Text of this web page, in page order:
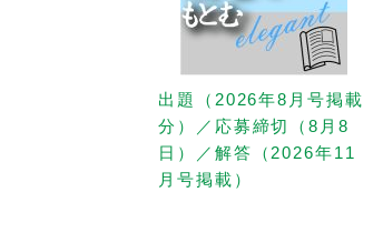
出題（2026年8月号掲載
分）／応募締切（8月8
日）／解答（2026年11
月号掲載）